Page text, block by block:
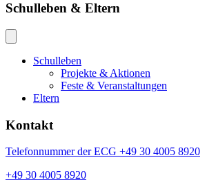
Schulleben & Eltern
Schulleben
Projekte & Aktionen
Feste & Veranstaltungen
Eltern
Kontakt
Telefonnummer der ECG +49 30 4005 8920
+49 30 4005 8920